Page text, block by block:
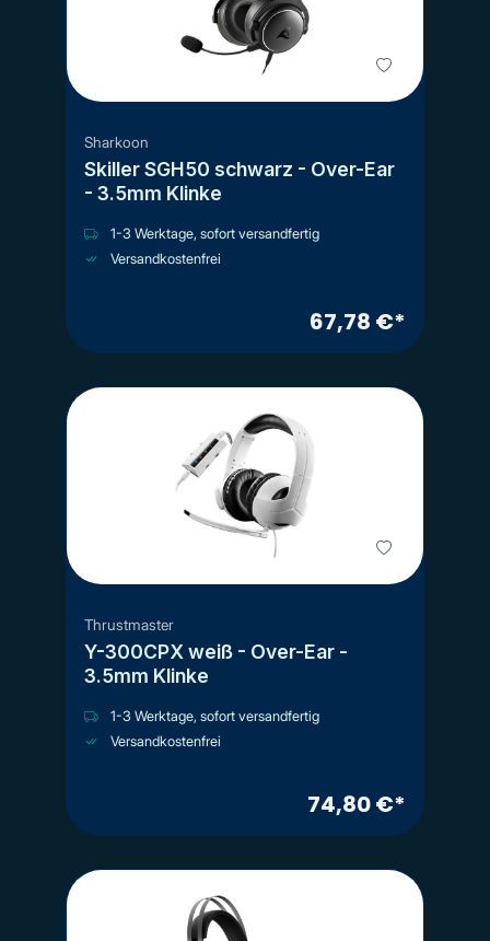
Sharkoon
Skiller SGH50 schwarz - Over-Ear
- 3.5mm Klinke
1-3 Werktage, sofort versandfertig
Versandkostenfrei
67,78 €*
Thrustmaster
Y-300CPX weiß - Over-Ear -
3.5mm Klinke
1-3 Werktage, sofort versandfertig
Versandkostenfrei
74,80 €*